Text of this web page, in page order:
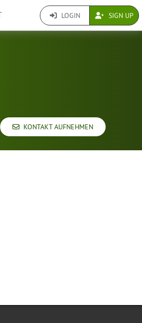
LOGIN SIGN UP
KONTAKT AUFNEHMEN